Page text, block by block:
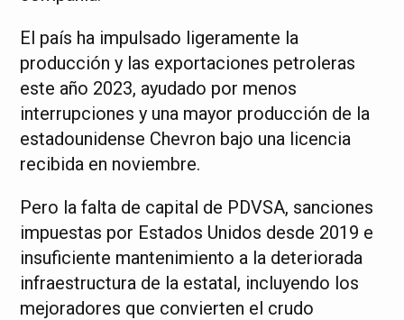
El país ha impulsado ligeramente la
producción y las exportaciones petroleras
este año 2023, ayudado por menos
interrupciones y una mayor producción de la
estadounidense Chevron bajo una licencia
recibida en noviembre.
Pero la falta de capital de PDVSA, sanciones
impuestas por Estados Unidos desde 2019 e
insuficiente mantenimiento a la deteriorada
infraestructura de la estatal, incluyendo los
mejoradores que convierten el crudo